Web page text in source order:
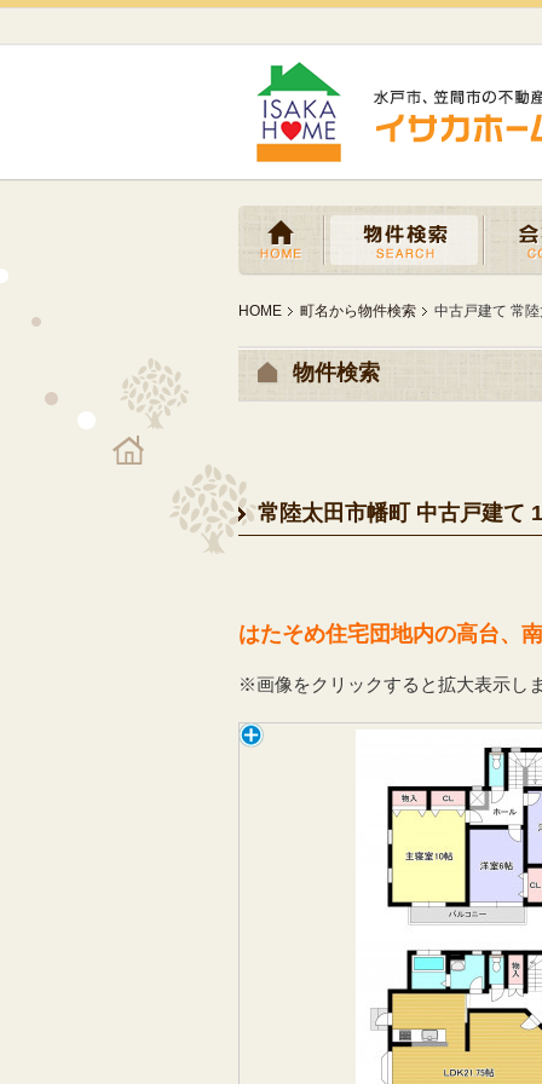
HOME 町名から物件検索 中古戸建て 常
物件検索
常陸太田市幡町 中古戸建て
はたそめ住宅団地内の高台、
※画像をクリックすると拡大表示し